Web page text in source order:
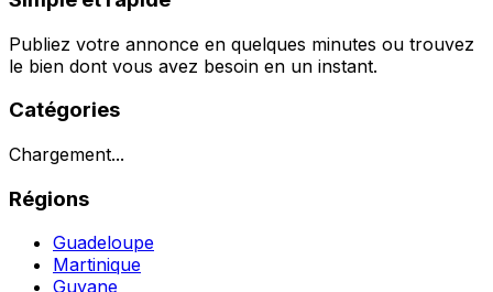
Publiez votre annonce en quelques minutes ou trouvez
le bien dont vous avez besoin en un instant.
Catégories
Chargement...
Régions
Guadeloupe
Martinique
Guyane